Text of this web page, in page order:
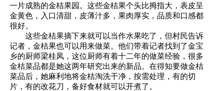
一片成熟的金桔果园。这些金桔果个头比拇指大，表皮呈
金黄色，入口清甜，皮薄汁多，果肉厚实，品质和口感都
很好。
这些金桔果摘下来就可以当作水果吃了，但村民告诉
记者，金桔果也可以用来做菜。他们带着记者找到了金宝
乡的厨师梁桂凤，这位厨师有着十二年的做菜经验，很多
金桔菜品都是她这两年研究出来的新品。在得知要做金桔
菜品后，她麻利地将金桔淘洗干净，按需处理，有的切
片，有的改花刀，备好食材就可以开煮了。